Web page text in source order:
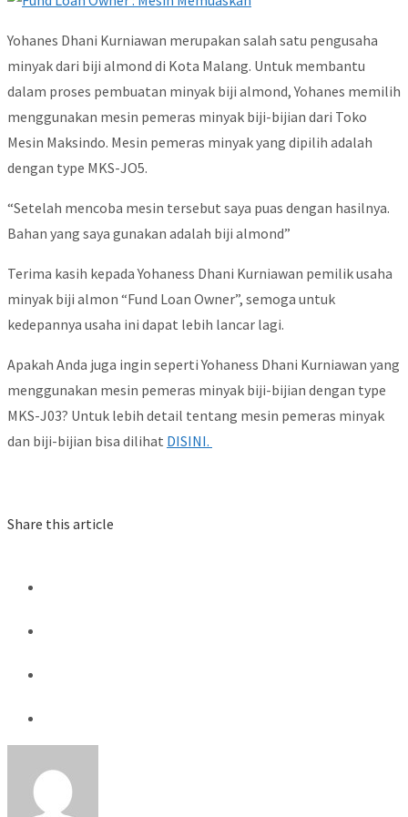
Yohanes Dhani Kurniawan merupakan salah satu pengusaha
minyak dari biji almond di Kota Malang. Untuk membantu
dalam proses pembuatan minyak biji almond, Yohanes memilih
menggunakan mesin pemeras minyak biji-bijian dari Toko
Mesin Maksindo. Mesin pemeras minyak yang dipilih adalah
dengan type MKS-JO5.
“Setelah mencoba mesin tersebut saya puas dengan hasilnya.
Bahan yang saya gunakan adalah biji almond”
Terima kasih kepada Yohaness Dhani Kurniawan pemilik usaha
minyak biji almon “Fund Loan Owner”, semoga untuk
kedepannya usaha ini dapat lebih lancar lagi.
Apakah Anda juga ingin seperti Yohaness Dhani Kurniawan yang
menggunakan mesin pemeras minyak biji-bijian dengan type
MKS-J03? Untuk lebih detail tentang mesin pemeras minyak
dan biji-bijian bisa dilihat DISINI.
Share this article